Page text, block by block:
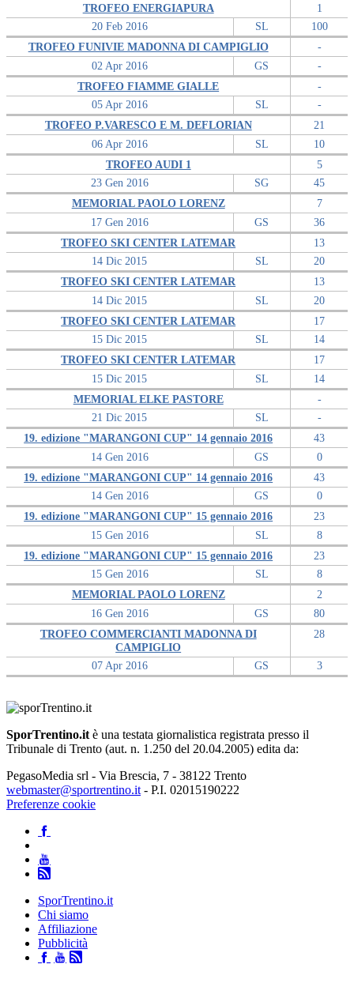
20 Feb 2016
TROFEO ENERGIAPURA
SL
1
100
02 Apr 2016
TROFEO FUNIVIE MADONNA DI CAMPIGLIO
GS
-
-
05 Apr 2016
TROFEO FIAMME GIALLE
SL
-
-
06 Apr 2016
TROFEO P.VARESCO E M. DEFLORIAN
SL
21
10
23 Gen 2016
TROFEO AUDI 1
SG
5
45
17 Gen 2016
MEMORIAL PAOLO LORENZ
GS
7
36
14 Dic 2015
TROFEO SKI CENTER LATEMAR
SL
13
20
14 Dic 2015
TROFEO SKI CENTER LATEMAR
SL
13
20
15 Dic 2015
TROFEO SKI CENTER LATEMAR
SL
17
14
15 Dic 2015
TROFEO SKI CENTER LATEMAR
SL
17
14
21 Dic 2015
MEMORIAL ELKE PASTORE
SL
-
-
14 Gen 2016
19. edizione "MARANGONI CUP" 14 gennaio 2016
GS
43
0
14 Gen 2016
19. edizione "MARANGONI CUP" 14 gennaio 2016
GS
43
0
15 Gen 2016
19. edizione "MARANGONI CUP" 15 gennaio 2016
SL
23
8
15 Gen 2016
19. edizione "MARANGONI CUP" 15 gennaio 2016
SL
23
8
16 Gen 2016
MEMORIAL PAOLO LORENZ
GS
2
80
07 Apr 2016
TROFEO COMMERCIANTI MADONNA DI
CAMPIGLIO
GS
28
3
SporTrentino.it è una testata giornalistica registrata presso il
Tribunale di Trento (aut. n. 1.250 del 20.04.2005) edita da:
PegasoMedia srl - Via Brescia, 7 - 38122 Trento
webmaster@sportrentino.it - P.I. 02015190222
Preferenze cookie
SporTrentino.it
Chi siamo
Affiliazione
Pubblicità